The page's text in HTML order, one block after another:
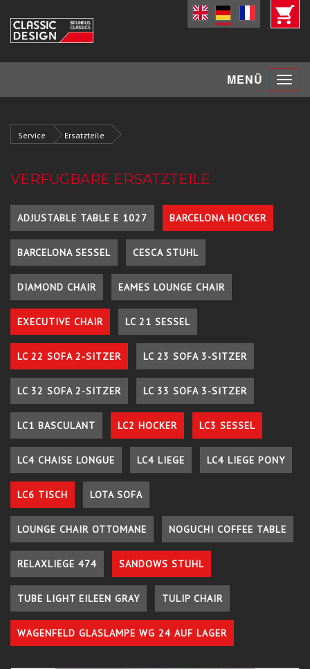
MENÜ Toggle
Service Ersatzteile
VERFÜGBARE ERSATZTEILE
ADJUSTABLE TABLE E 1027 BARCELONA HOCKER
BARCELONA SESSEL CESCA STUHL
DIAMOND CHAIR EAMES LOUNGE CHAIR
EXECUTIVE CHAIR LC 21 SESSEL
LC 22 SOFA 2-SITZER LC 23 SOFA 3-SITZER
LC 32 SOFA 2-SITZER LC 33 SOFA 3-SITZER
LC1 BASCULANT LC2 HOCKER LC3 SESSEL
LC4 CHAISE LONGUE LC4 LIEGE LC4 LIEGE PONY
LC6 TISCH LOTA SOFA
LOUNGE CHAIR OTTOMANE NOGUCHI COFFEE TABLE
RELAXLIEGE 474 SANDOWS STUHL
TUBE LIGHT EILEEN GRAY TULIP CHAIR
WAGENFELD GLASLAMPE WG 24 AUF LAGER